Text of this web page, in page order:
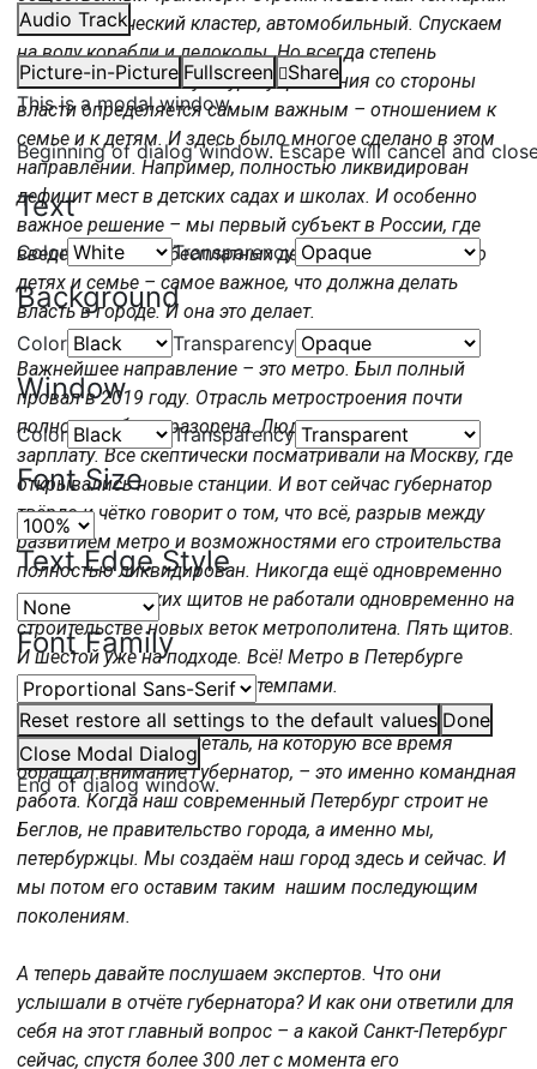
Audio Track
Picture-in-Picture Fullscreen
Share
This is a modal window.
Beginning of dialog window. Escape will cancel and
Text
Color Transparency
Background
Color Transparency
Window
Color Transparency
Font Size
Text Edge Style
Font Family
Reset restore all settings to the default values Done
Close Modal Dialog
End of dialog window.
Фармацевтический кластер, автомобильный. Спускаем
на воду корабли и ледоколы. Но всегда степень
ответственности и культуры управления со стороны
власти определяется самым важным – отношением к
семье и к детям. И здесь было многое сделано в этом
направлении. Например, полностью ликвидирован
дефицит мест в детских садах и школах. И особенно
важное решение – мы первый субъект в России, где
введена система бесплатных детских садов. Забота о
детях и семье – самое важное, что должна делать
власть в городе. И она это делает.
Важнейшее направление – это метро. Был полный
провал в 2019 году. Отрасль метростроения почти
полностью была разорена. Людям даже не платили
зарплату. Все скептически посматривали на Москву, где
открывались новые станции. И вот сейчас губернатор
твёрдо и чётко говорит о том, что всё, разрыв между
развитием метро и возможностями его строительства
полностью ликвидирован. Никогда ещё одновременно
пять проходческих щитов не работали одновременно на
строительстве новых веток метрополитена. Пять щитов.
И шестой уже на подходе. Всё! Метро в Петербурге
начинают строить новыми темпами.
И ещё одна важная деталь, на которую всё время
обращал внимание губернатор, – это именно командная
работа. Когда наш современный Петербург строит не
Беглов, не правительство города, а именно мы,
петербуржцы. Мы создаём наш город здесь и сейчас. И
мы потом его оставим таким нашим последующим
поколениям.
А теперь давайте послушаем экспертов. Что они
услышали в отчёте губернатора? И как они ответили для
себя на этот главный вопрос – а какой Санкт-Петербург
сейчас, спустя более 300 лет с момента его